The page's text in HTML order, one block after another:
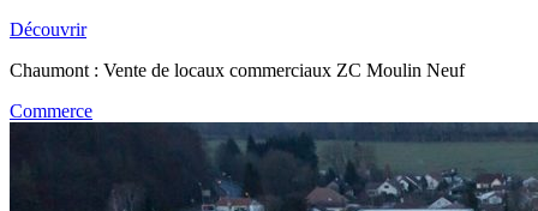
Découvrir
Chaumont : Vente de locaux commerciaux ZC Moulin Neuf
Commerce